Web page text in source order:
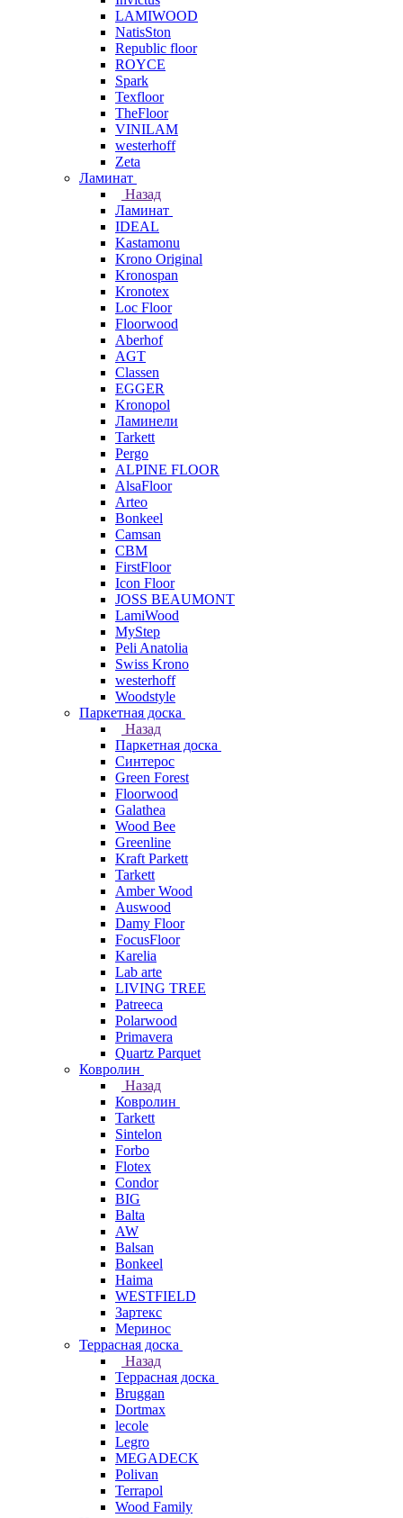
LAMIWOOD
NatisSton
Republic floor
ROYCE
Spark
Texfloor
TheFloor
VINILAM
westerhoff
Zeta
Ламинат
Назад
Ламинат
IDEAL
Kastamonu
Krono Original
Kronospan
Kronotex
Loc Floor
Floorwood
Aberhof
AGT
Classen
EGGER
Kronopol
Ламинели
Tarkett
Pergo
ALPINE FLOOR
AlsaFloor
Arteo
Bonkeel
Camsan
CBM
FirstFloor
Icon Floor
JOSS BEAUMONT
LamiWood
MyStep
Peli Anatolia
Swiss Krono
westerhoff
Woodstyle
Паркетная доска
Назад
Паркетная доска
Синтерос
Green Forest
Floorwood
Galathea
Wood Bee
Greenline
Kraft Parkett
Tarkett
Amber Wood
Auswood
Damy Floor
FocusFloor
Karelia
Lab arte
LIVING TREE
Patreeca
Polarwood
Primavera
Quartz Parquet
Ковролин
Назад
Ковролин
Tarkett
Sintelon
Forbo
Flotex
Condor
BIG
Balta
AW
Balsan
Bonkeel
Haima
WESTFIELD
Зартекс
Меринос
Террасная доска
Назад
Террасная доска
Bruggan
Dortmax
lecole
Legro
MEGADECK
Polivan
Terrapol
Wood Family